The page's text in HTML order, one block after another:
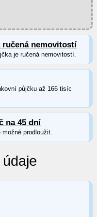
ručená nemovitostí
je ručená nemovitostí.
půjčku až 166 tisíc
na 45 dní
prodloužit.